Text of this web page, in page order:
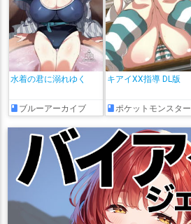
水着の君に溺れゆく
ブルーアーカイブ
キアイXX指導 DL版
ポケットモンスター